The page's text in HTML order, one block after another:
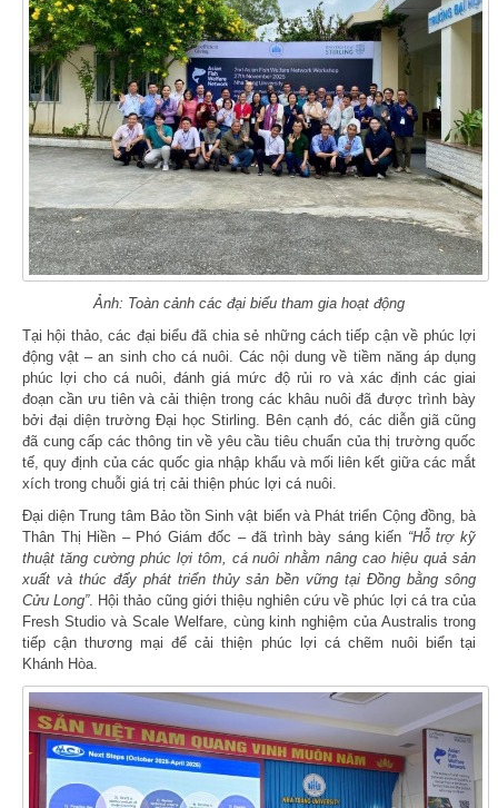
Ảnh: Toàn cảnh các đại biểu tham gia hoạt động
Tại hội thảo, các đại biểu đã chia sẻ những cách tiếp cận về phúc lợi
động vật – an sinh cho cá nuôi. Các nội dung về tiềm năng áp dụng
phúc lợi cho cá nuôi, đánh giá mức độ rủi ro và xác định các giai
đoạn cần ưu tiên và cải thiện trong các khâu nuôi đã được trình bày
bởi đại diện trường Đại học Stirling. Bên cạnh đó, các diễn giã cũng
đã cung cấp các thông tin về yêu cầu tiêu chuẩn của thị trường quốc
tế, quy định của các quốc gia nhập khẩu và mối liên kết giữa các mắt
xích trong chuỗi giá trị cải thiện phúc lợi cá nuôi.
Đại diện Trung tâm Bảo tồn Sinh vật biển và Phát triển Cộng đồng, bà
Thân Thị Hiền – Phó Giám đốc – đã trình bày sáng kiến “Hỗ trợ kỹ
thuật tăng cường phúc lợi tôm, cá nuôi nhằm nâng cao hiệu quả sản
xuất và thúc đẩy phát triển thủy sản bền vững tại Đồng bằng sông
Cửu Long”. Hội thảo cũng giới thiệu nghiên cứu về phúc lợi cá tra của
Fresh Studio và Scale Welfare, cùng kinh nghiệm của Australis trong
tiếp cận thương mại để cải thiện phúc lợi cá chẽm nuôi biển tại
Khánh Hòa.